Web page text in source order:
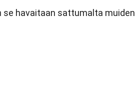
se havaitaan sattumalta muiden